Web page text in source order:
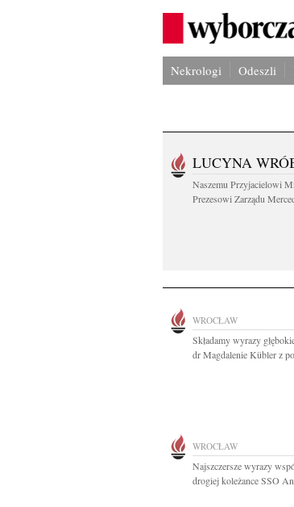
Nekrologi Odeszli
LUCYNA
Naszemu Przyjacielowi
Prezesowi Zarządu
WROCŁAW
Składamy wyrazy
dr Magdalenie Kübler z
WROCŁAW
Najszczersze wyrazy
drogiej koleżance SSO